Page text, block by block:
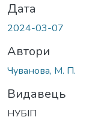
Дата
2024-03-07
Автори
Чуванова, М. П.
Видавець
НУБІП